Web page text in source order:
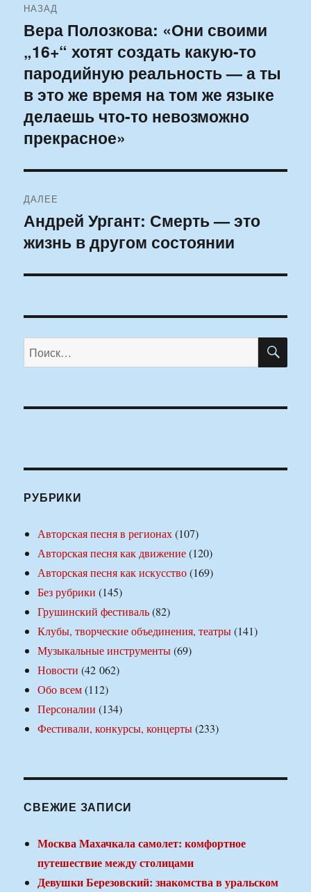
по
записям
НАЗАД
Предыдущая
запись:
Вера Полозкова: «Они своими
„16+“ хотят создать какую-то
пародийную реальность — а ты
в это же время на том же языке
делаешь что-то невозможно
прекрасное»
ДАЛЕЕ
Следующая
запись:
Андрей Ургант: Смерть — это
жизнь в другом состоянии
Искать:
РУБРИКИ
Авторская песня в регионах(107)
Авторская песня как движение(120)
Авторская песня как искусство(169)
Без рубрики (145)
Грушинский фестиваль(82)
Клубы, творческие объединения, театры(141)
Музыкальные инструменты(69)
Новости (42 062)
Обо всем(112)
Персоналии (134)
Фестивали, конкурсы, концерты(233)
СВЕЖИЕ ЗАПИСИ
Москва Махачкала самолет: комфортное
путешествие между столицами
Девушки Березовский: знакомства в уральском